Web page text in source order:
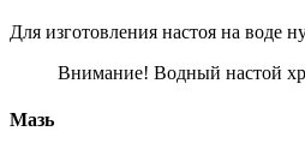
Для изготовления настоя на воде
Внимание! Водный настой
Мазь